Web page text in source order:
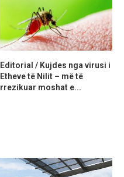
Editorial / Kujdes nga virusi i
Etheve të Nilit – më të
rrezikuar moshat e...